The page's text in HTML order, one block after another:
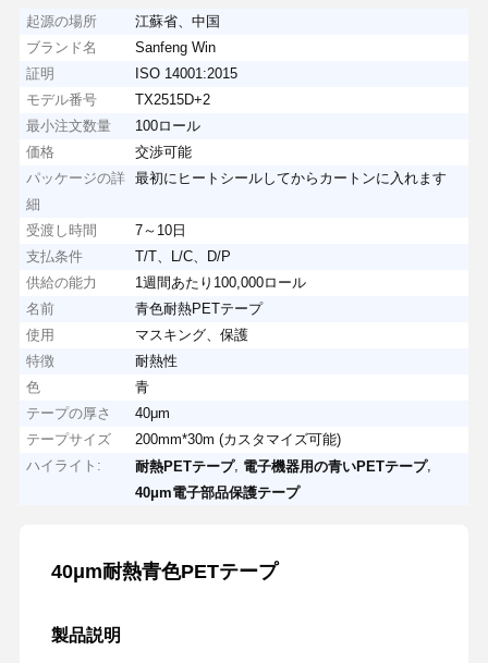
起源の場所
江蘇省、中国
ブランド名
Sanfeng Win
証明
ISO 14001:2015
モデル番号
TX2515D+2
最小注文数量
100ロール
価格
交渉可能
パッケージの詳
細
最初にヒートシールしてからカートンに入れます
受渡し時間
7～10日
支払条件
T/T、L/C、D/P
供給の能力
1週間あたり100,000ロール
名前
青色耐熱PETテープ
使用
マスキング、保護
特徴
耐熱性
色
青
テープの厚さ
40μm
テープサイズ
200mm*30m (カスタマイズ可能)
ハイライト:
耐熱PETテープ, 電子機器用の青いPETテープ,
40μm電子部品保護テープ
40μm耐熱青色PETテープ
製品説明